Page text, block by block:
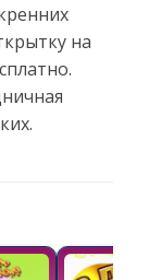
на